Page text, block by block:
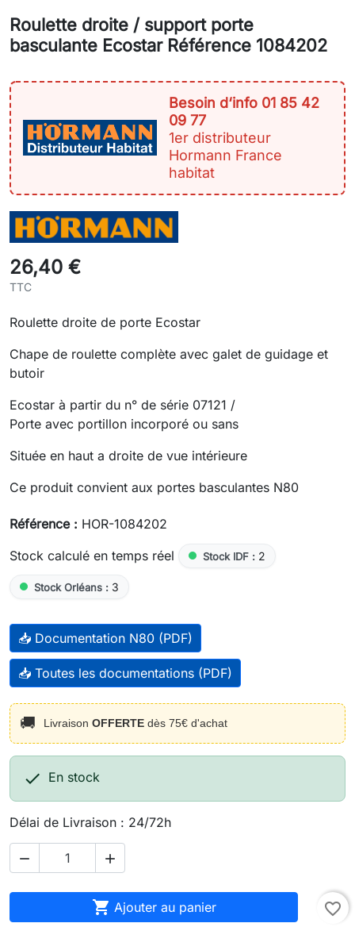
Roulette droite / support porte
basculante Ecostar Référence 1084202
Besoin d‘info 01 85 42
09 77
1er distributeur
Hormann France
habitat
26,40 €
TTC
Roulette droite de porte Ecostar
Chape de roulette complète avec galet de guidage et
butoir
Ecostar à partir du n° de série 07121 /
Porte avec portillon incorporé ou sans
Située en haut a droite de vue intérieure
Ce produit convient aux portes basculantes N80
Référence : HOR-1084202
Stock calculé en temps réel
Stock IDF : 2
Stock Orléans : 3
📥 Documentation N80 (PDF)
📥 Toutes les documentations (PDF)
🚚 Livraison OFFERTE dès 75€ d'achat
 En stock
Délai de Livraison : 24/72h
 
 Ajouter au panier favorite_border